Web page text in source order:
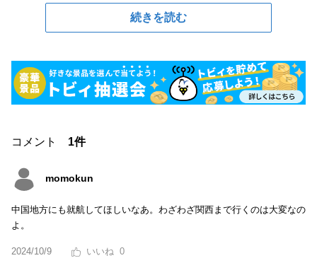
続きを読む
コメント 1件
momokun
中国地方にも就航してほしいなあ。わざわざ関西まで行くのは大変なの
よ。
2024/10/9 0